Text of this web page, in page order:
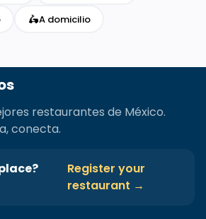
🛵A domicilio
restaurantes de México.
conecta.
Register your
restaurant →